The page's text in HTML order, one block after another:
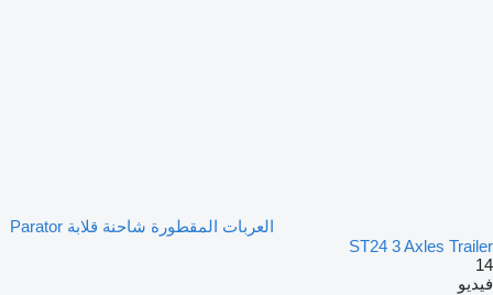
العربات المقطورة شاحنة قلابة Parator
ST24 3 Axles Trailer
14
فيديو